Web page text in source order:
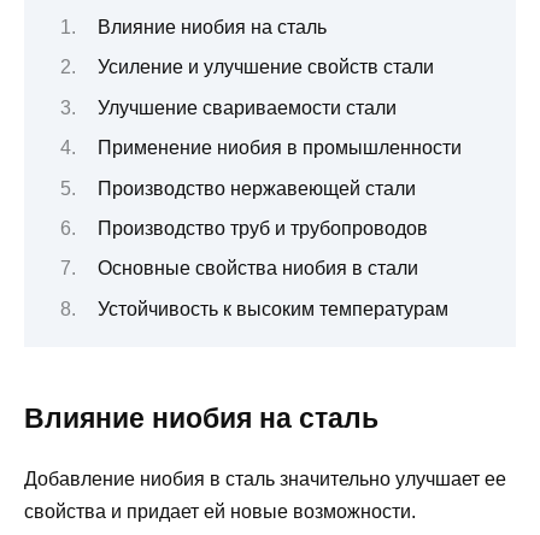
Влияние ниобия на сталь
Усиление и улучшение свойств стали
Улучшение свариваемости стали
Применение ниобия в промышленности
Производство нержавеющей стали
Производство труб и трубопроводов
Основные свойства ниобия в стали
Устойчивость к высоким температурам
Влияние ниобия на сталь
Добавление ниобия в сталь значительно улучшает ее
свойства и придает ей новые возможности.